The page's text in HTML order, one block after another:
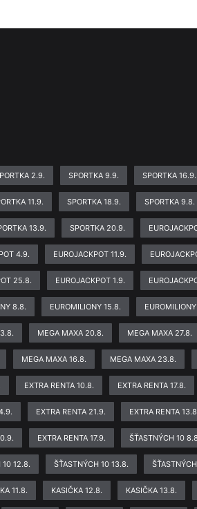
2.9. SPORTKA 9.9. SPORTKA 16.9.
11.9. SPORTKA 18.9. SPORTKA 9.8.
13.9. SPORTKA 20.9.
4.9. EUROJACKPOT 11.9.
25.8. EUROJACKPOT 1.9.
8.8. EUROMILIONY 15.8.
MEGA MAXA 20.8. MEGA MAXA 27.8.
MEGA MAXA 16.8. MEGA MAXA 23.8.
EXTRA RENTA 10.8. EXTRA RENTA 17.8.
EXTRA RENTA 21.9. EXTRA RENTA
EXTRA RENTA 17.9. ŠŤASTNÝCH 10
10 12.8. ŠŤASTNÝCH 10 13.8.
11.8. KASIČKA 12.8. KASIČKA 13.8.